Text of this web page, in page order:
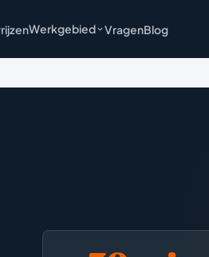
Werkgebied VragenBlog